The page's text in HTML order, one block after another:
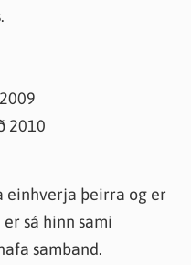
2010
einhverja þeirra og er
sá hinn sami
samband.